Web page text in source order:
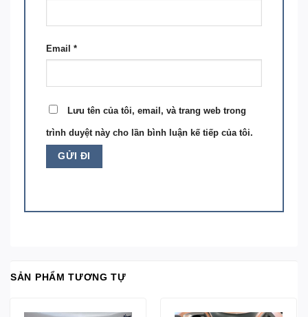
Email *
Lưu tên của tôi, email, và trang web trong
trình duyệt này cho lần bình luận kế tiếp của tôi.
SẢN PHẨM TƯƠNG TỰ